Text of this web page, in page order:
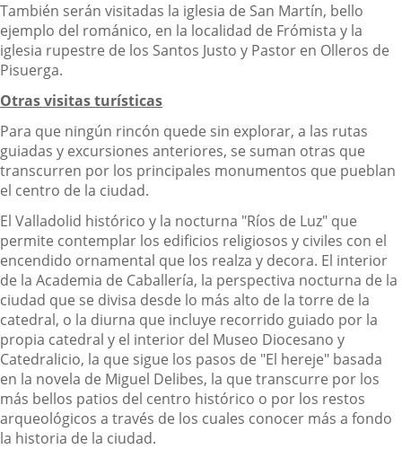
También serán visitadas la iglesia de San Martín, bello
ejemplo del románico, en la localidad de Frómista y la
iglesia rupestre de los Santos Justo y Pastor en Olleros de
Pisuerga.
Otras visitas turísticas
Para que ningún rincón quede sin explorar, a las rutas
guiadas y excursiones anteriores, se suman otras que
transcurren por los principales monumentos que pueblan
el centro de la ciudad.
El Valladolid histórico y la nocturna "Ríos de Luz" que
permite contemplar los edificios religiosos y civiles con el
encendido ornamental que los realza y decora. El interior
de la Academia de Caballería, la perspectiva nocturna de la
ciudad que se divisa desde lo más alto de la torre de la
catedral, o la diurna que incluye recorrido guiado por la
propia catedral y el interior del Museo Diocesano y
Catedralicio, la que sigue los pasos de "El hereje" basada
en la novela de Miguel Delibes, la que transcurre por los
más bellos patios del centro histórico o por los restos
arqueológicos a través de los cuales conocer más a fondo
la historia de la ciudad.